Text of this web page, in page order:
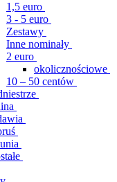
1,5 euro
3 - 5 euro
Zestawy
Inne nominały
2 euro
okolicznościowe
10 – 50 centów